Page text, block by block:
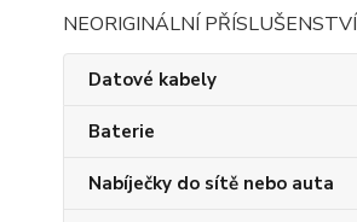
NEORIGINÁLNÍ PŘÍSLUŠENSTVÍ
Datové kabely
Baterie
Nabíječky do sítě nebo auta